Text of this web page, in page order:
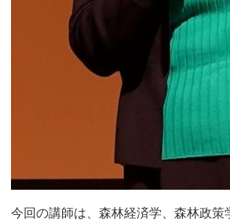
今回の講師は、森林経済学、森林政